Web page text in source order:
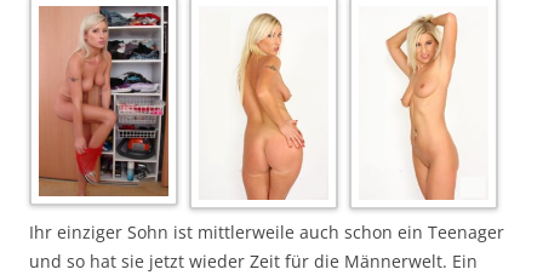
Ihr einziger Sohn ist mittlerweile auch schon ein Teenager
und so hat sie jetzt wieder Zeit für die Männerwelt. Ein